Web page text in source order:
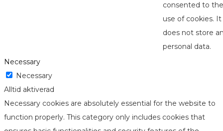
consented to the
use of cookies. It
does not store
personal data.
Necessary
Necessary
Alltid aktiverad
Necessary cookies are absolutely essential for the website to
function properly. This category only includes cookies that